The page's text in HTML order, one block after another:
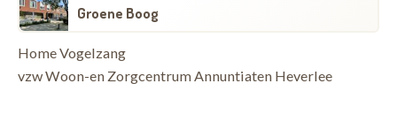
Groene Boog
Home Vogelzang
vzw Woon-en Zorgcentrum Annuntiaten Heverlee